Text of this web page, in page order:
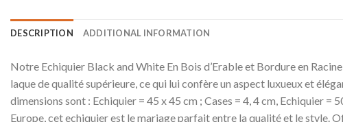
DESCRIPTION ADDITIONAL INFORMATION
Notre Echiquier Black and White En Bois d’Erable et Bordure en
laque de qualité supérieure, ce qui lui confère un aspect luxueux et
dimensions sont : Echiquier = 45 x 45 cm ; Cases = 4, 4 cm, Echiquier =
Europe, cet echiquier est le mariage parfait entre la qualité et le style.